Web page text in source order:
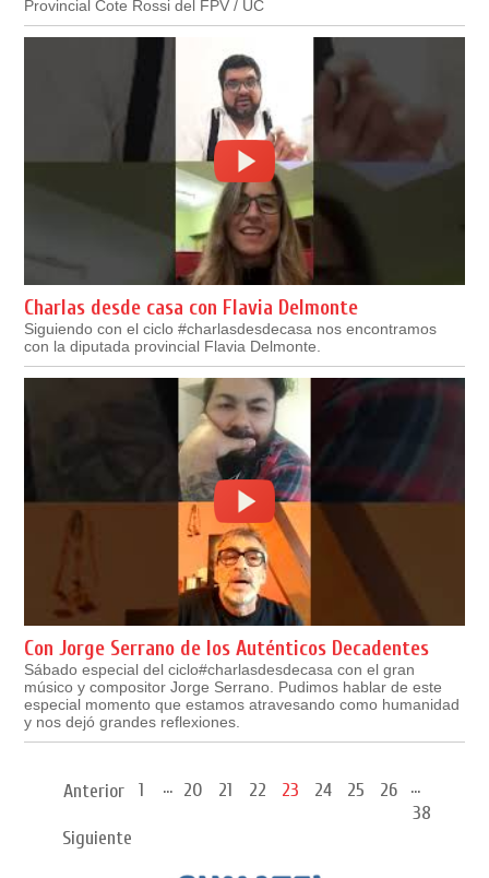
Provincial Cote Rossi del FPV / UC
Charlas desde casa con Flavia Delmonte
Siguiendo con el ciclo #charlasdesdecasa nos encontramos
con la diputada provincial Flavia Delmonte.
Con Jorge Serrano de los Auténticos Decadentes
Sábado especial del ciclo#charlasdesdecasa con el gran
músico y compositor Jorge Serrano. Pudimos hablar de este
especial momento que estamos atravesando como humanidad
y nos dejó grandes reflexiones.
Anterior 1 ... 20 21 22 23 24 25 26
...
38
Siguiente